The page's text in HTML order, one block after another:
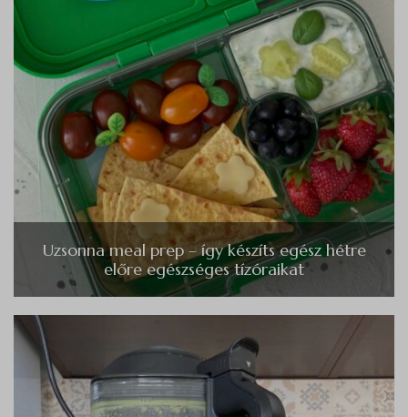
Uzsonna meal prep – így készíts egész hétre
előre egészséges tízóraikat